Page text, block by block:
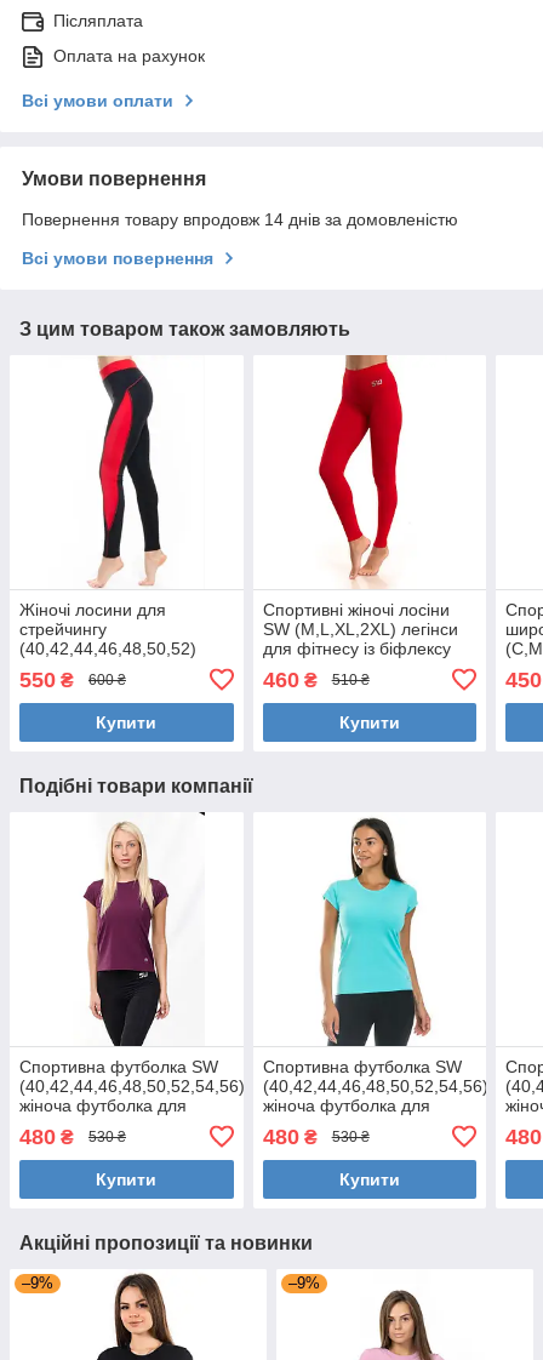
Післяплата
Оплата на рахунок
Всі умови оплати
Умови повернення
Повернення товару впродовж 14 днів за домовленістю
Всі умови повернення
З цим товаром також замовляють
Жіночі лосини для
стрейчингу
(40,42,44,46,48,50,52)
жіночі легінси для фітнесу
і йоги з бифлекса
ЧЕРВОНІ
550 ₴ 600 ₴
Купити
Спортивні жіночі лосіни
SW (M,L,XL,2XL) легінси
для фітнесу із біфлексу
460₴ 510 ₴
Купити
450
Подібні товари компанії
Спортивна футболка SW
(40,42,44,46,48,50,52,54,56)
жіноча футболка для
фітнесу та спорту великі
розміри МАРСАЛА
480 ₴ 530 ₴
Купити
Спортивна футболка SW
(40,42,44,46,48,50,52,54,56)
жіноча футболка для
фітнесу та спорту великі
розміри МЯТА
480₴ 530 ₴
Купити
480
Акційні пропозиції та новинки
–9% –9%